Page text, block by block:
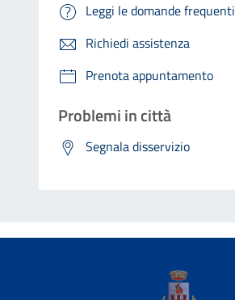
Leggi le domande frequenti
Richiedi assistenza
Prenota appuntamento
Problemi in città
Segnala disservizio